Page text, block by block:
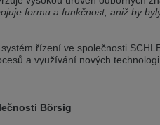
formu a funkčnost, aniž by
řízení ve společnosti
a využívání nových
Börsig